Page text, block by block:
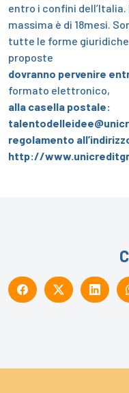
entro i confini
massima è di 18mesi.
tutte le forme giuridiche
proposte
dovranno pervenire
formato elettronico,
alla casella postale:
regolamento
http://